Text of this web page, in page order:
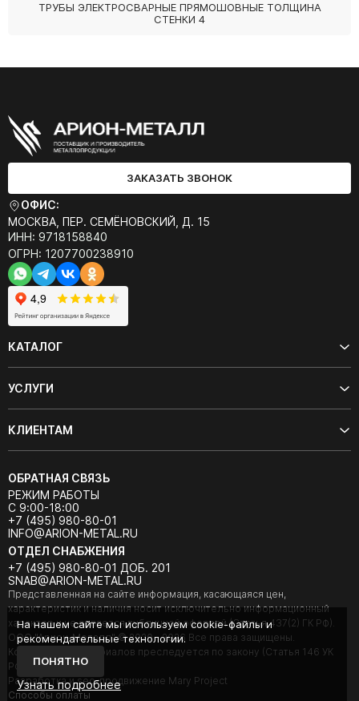
ТРУБЫ ЭЛЕКТРОСВАРНЫЕ ПРЯМОШОВНЫЕ ТОЛЩИНА
СТЕНКИ 4
ЗАКАЗАТЬ ЗВОНОК
ОФИС:
МОСКВА, ПЕР. СЕМЁНОВСКИЙ, Д. 15
ИНН: 9718158840
ОГРН: 1207700238910
КАТАЛОГ
УСЛУГИ
КЛИЕНТАМ
ОБРАТНАЯ СВЯЗЬ
РЕЖИМ РАБОТЫ
С 9:00-18:00
+7 (495) 980-80-01
INFO@ARION-METAL.RU
ОТДЕЛ СНАБЖЕНИЯ
+7 (495) 980-80-01 ДОБ. 201
SNAB@ARION-METAL.RU
Представленная на сайте информация, касающаяся цен,
характеристик и наличия носит исключительно информационный
характер и не является публичной офертой (Статья 437(2) ГК РФ).
ООО "Арион-Металл" © 2020 - 2026 Все права защищены.
Копирование материалов преследуется по закону (Статья 146 УК
РФ).
Разработка и seo-продвижение Mary Project
Cпособы оплаты
На нашем сайте мы используем cookie-файлы и
рекомендательные технологии.
ПОНЯТНО
Узнать подробнее